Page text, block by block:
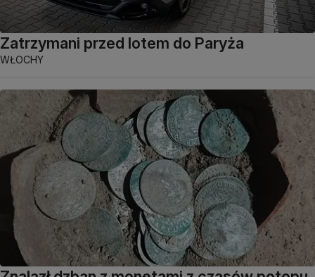
Zatrzymani przed lotem do Paryża
WŁOCHY